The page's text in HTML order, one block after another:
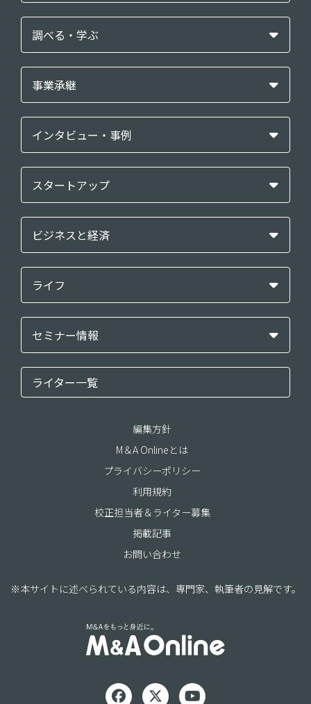
調べる・学ぶ
事業承継
インタビュー・事例
スタートアップ
ビジネスと経済
ライフ
セミナー情報
ライター一覧
編集方針
M＆A Onlineとは
プライバシーポリシー
利用規約
校正担当者＆ライター募集
掲載記事
お問い合わせ
※本サイトに述べられている内容は、専門家、執筆者の見解です。